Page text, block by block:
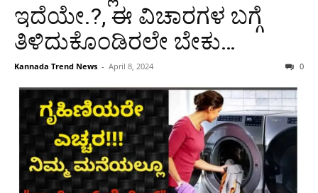
ಇದೆಯೇ.?, ಈ ವಿಚಾರಗಳ ಬಗ್ಗೆ
ತಿಳಿದುಕೊಂಡಿರಲೇ ಬೇಕು…
Kannada Trend News - April 8, 2024 0